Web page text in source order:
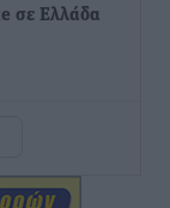
σε Ελλάδα